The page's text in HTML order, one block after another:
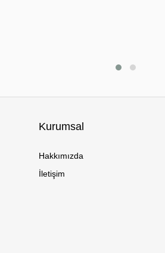
Kurumsal
Hakkımızda
İletişim